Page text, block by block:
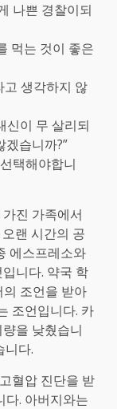
나쁜 경찰이되
먹는 것이 좋은
고 생각하지 않
신이 무 살리되
습니까?”
택해야합니
진 가족에서
랜 시간의 공
에스프레소와
니다. 약국 학
조언을 받아
조언입니다. 카
을 낮췄습니
니다.
혈압 진단을 받
다. 아버지와는